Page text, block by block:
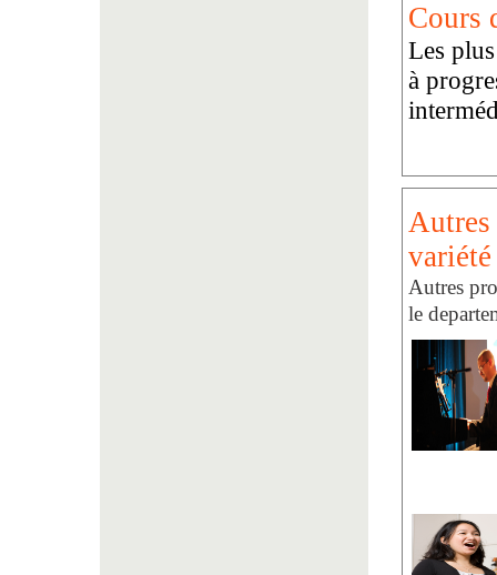
Cours
Les
à
Autres
Autres
le